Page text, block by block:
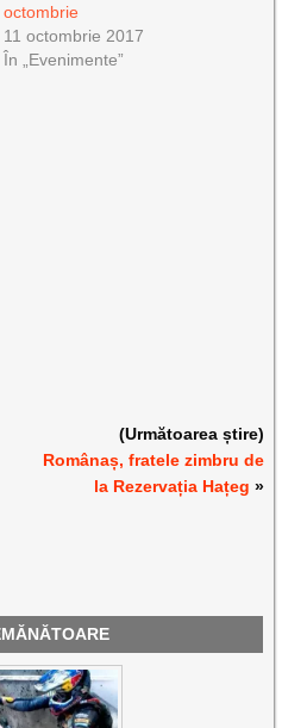
octombrie
11 octombrie 2017
În „Evenimente”
(Următoarea știre)
Românaș, fratele zimbru de
la Rezervația Hațeg »